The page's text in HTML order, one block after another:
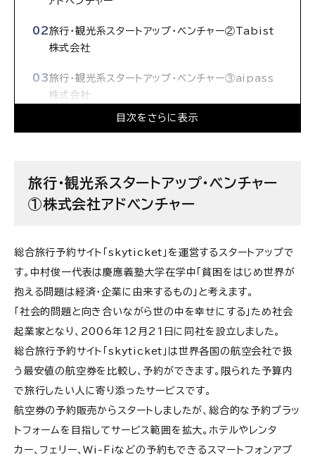
目次をさらに表示
旅行・観光系スタートアップ・ベンチャー②Tabist
株式会社
旅行・観光系スタートアップ・ベンチャー③aipass
株式会社
旅行・観光系スタートアップ・ベンチャー④株式会社
KabuK Style
旅行・観光系スタートアップ・ベンチャー⑦トラベル
ブック株式会社
旅行・観光系スタートアップ・ベンチャー⑧メトロエン
ジン株式会社
旅行・観光系スタートアップ・ベンチャー⑩株式会社
IKETEL
旅行・観光系スタートアップ・ベンチャー⑪株式会社
旅行・観光系スタートアップ・ベンチャー
①株式会社アドベンチャー
総合旅行予約サイト「skyticket」を運営するスタートアップで
す。中村俊一代表は慶應義塾大学在学中「貧困をはじめ世界が
抱える問題は経済・企業に由来するもの」と考えます。
「社会的問題と向き合いながら世の中を幸せにする」ため社会
起業家となり、2006年12月21日に同社を設立しました。
総合旅行予約サイト「skyticket」は世界各国の航空会社で扱
う最安値の航空券を比較し、予約ができます。限られた予算内
で旅行したい人に寄り添ったサービスです。
航空券の予約販売からスタートしましたが、総合的な予約プラッ
トフォームを目指してサービス範囲を拡大。ホテルやレンタ
カー、フェリー、Wi-Fiなどの予約もできるスマートフォンアプ